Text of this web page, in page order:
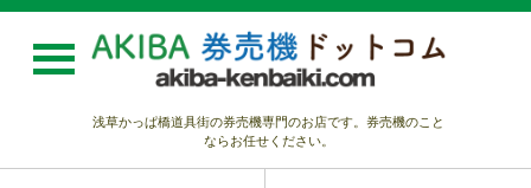
浅草かっぱ橋道具街の券売機専門のお店です。券売機のこと
ならお任せください。